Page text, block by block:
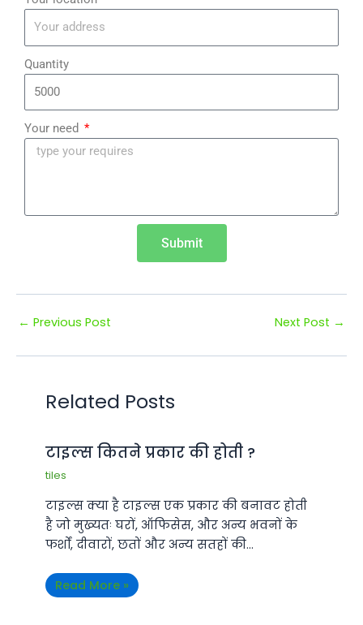
Quantity
Your need
Submit
← Previous Post Next Post →
Related Posts
टाइल्स कितने प्रकार की होती ?
tiles
टाइल्स क्या है टाइल्स एक प्रकार की बनावट होती
है जो मुख्यतः घरों, ऑफिसेस, और अन्य भवनों के
फर्शों, दीवारों, छतों और अन्य सतहों की…
Read More »